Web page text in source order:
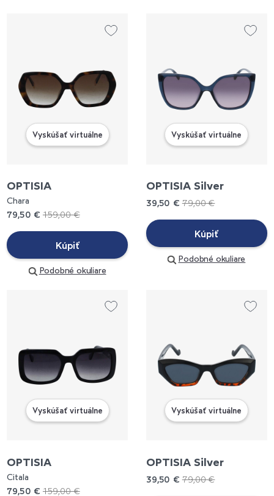
Vyskúšať virtuálne
OPTISIA
Chara
79,50 € 159,00 €
Kúpiť
Podobné okuliare
Vyskúšať virtuálne
OPTISIA Silver
39,50 €79,00 €
Kúpiť
Podobné okuliare
Vyskúšať virtuálne
OPTISIA
Citala
79,50 € 159,00 €
Vyskúšať virtuálne
OPTISIA Silver
39,50 €79,00 €